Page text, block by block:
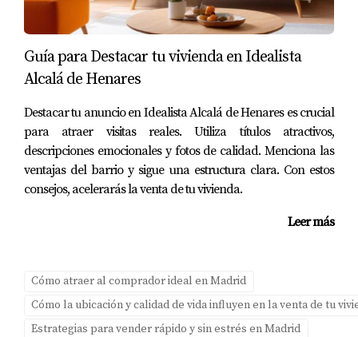
parte de los compradores.
¿Cómo puedo aumentar el valor de mi
vivienda antes de venderla?
Realizar pequeñas renovaciones, mejorar la presentación
y asegurarte de que todo esté limpio y ordenado puede
ayudar a aumentar su atractivo.
¿Debería contratar a un agente inmobiliario?
Sí, un agente inmobiliario puede ofrecerte conocimientos
valiosos sobre el mercado local y ayudarte a establecer
¿Qué documentos necesito para vender mi
Necesitarás documentos como la escritura de propiedad,
Guía para Destacar tu vivienda en Idealista
Alcalá de Henares
Destacar tu anuncio en Idealista Alcalá de Henares es crucial
para atraer visitas reales. Utiliza títulos atractivos,
descripciones emocionales y fotos de calidad. Menciona las
ventajas del barrio y sigue una estructura clara. Con estos
consejos, acelerarás la venta de tu vivienda.
Leer más
Cómo atraer al comprador ideal en Madrid
Cómo la ubicación y calidad de vida influyen en la venta de tu
Estrategias para vender rápido y sin estrés en Madrid